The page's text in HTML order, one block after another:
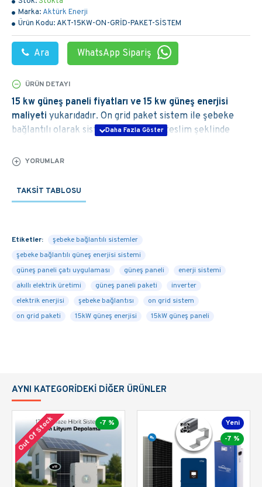
Marka:Aktürk Enerji
Ürün Kodu:AKT-15KW-ON-GRİD-PAKET-SİSTEM
Ara WhatsApp Sipariş
ÜRÜN DETAYI
15 kw güneş paneli fiyatları ve 15 kw güneş enerjisi
maliyeti yukarıdadır. On grid paket sistem ile şebeke
bağlantılı olarak sisteminizi anahtar teslim şeklinde
yapabilirsiniz. On grid 15 kw
süresini aşağıdaki yazımızda okuyabilir ve detaylı bilgiye
ulaşabilirsiniz.
15 KW Güneş Paneli
Sistemi ve Kurulumu
İçin Gerekli Şartlar
Nelerdir?
kurmanızı engeller. 15 Kw on grid sistem için gerekli
Sözleşme Gücünüzün Minimum 15 Kw Olması
gerekir.
Kuracağınız yerin İnşaat ruhsatı veya İnşaat
ruhsatı yerine geçen belgesi olması gerekir.
YORUMLAR
TAKSIT TABLOSU
Etiketler:
şebeke bağlantılı sistemler
şebeke bağlantılı güneş enerjisi sistemi
güneş paneli çatı uygulaması
güneş paneli
enerji sistemi
akıllı elektrik üretimi
güneş paneli paketi
inverter
elektrik enerjisi
şebeke bağlantısı
on grid sistem
on grid paketi
15kW güneş enerjisi 15kW güneş paneli
AYNI KATEGORIDEKI DIĞER ÜRÜNLER
-7 %
Out Of Stock
Yeni
-7 %